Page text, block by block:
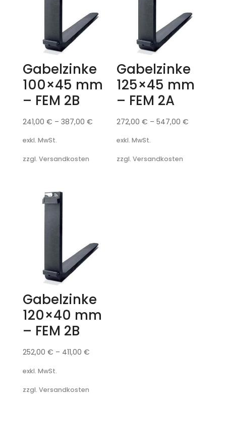
Gabelzinke
100×45 mm
– FEM 2B
241,00 € – 387,00 €
exkl. MwSt.
zzgl. Versandkosten
Gabelzinke
125×45 mm
– FEM 2A
272,00€ –547,00€
exkl. MwSt.
zzgl. Versandkosten
Gabelzinke
120×40 mm
– FEM 2B
252,00 € – 411,00 €
exkl. MwSt.
zzgl. Versandkosten